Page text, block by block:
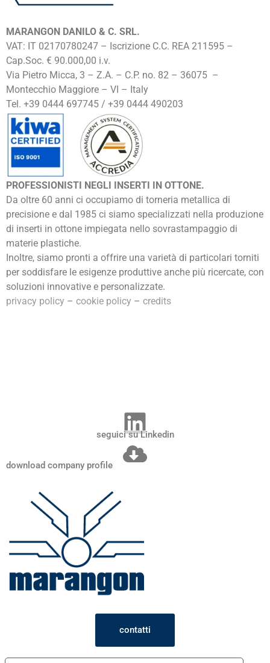
MARANGON DANILO & C. SRL.
VAT: IT 02170780247 – Iscrizione C.C. REA 211595 –
Cap.Soc. € 90.000,00 i.v.
Via Pietro Micca, 3 – Z.A. – C.P. no. 82 – 36075 –
Montecchio Maggiore – VI – Italy
Tel. +39 0444 697745 / +39 0444 490203
PROFESSIONISTI NEGLI INSERTI IN OTTONE.
Da oltre 60 anni ci occupiamo di torneria metallica di
precisione e dal 1985 ci siamo specializzati nella produzione
di inserti in ottone impiegata nello sovrastampaggio di
materie plastiche.
Inoltre, siamo pronti a offrire una varietà di particolari torniti
per soddisfare le esigenze produttive anche più ricercate, con
soluzioni innovative e personalizzate.
privacy policy – cookie policy – credits
seguici su Linkedin
download company profile
contatti